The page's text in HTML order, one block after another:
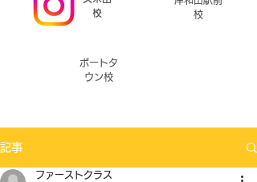
校
校
ポートタ
ウン校
記事
ファーストクラス